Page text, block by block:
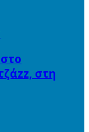
στη